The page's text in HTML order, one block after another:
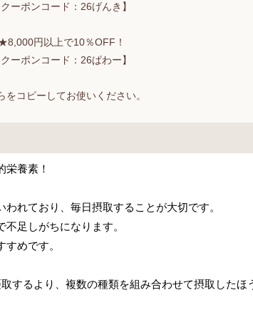
クーポンコード：26げんき】
円以上で10％OFF！
クーポンコード：26ぱわー】
をコピーしてお使いください。
栄養素！
れており、毎日摂取することが大切です。
足しがちになります。
めです。
するより、複数の種類を組み合わせて摂取したほ